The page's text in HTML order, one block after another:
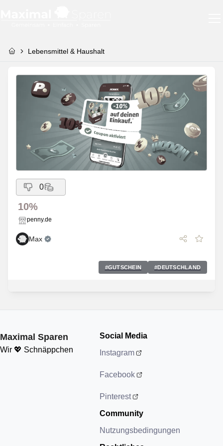
Lebensmittel & Haushalt
0
10%
penny.de
Max
#GUTSCHEIN #DEUTSCHLAND
Maximal Sparen
Wir 💖 Schnäppchen
Social Media
Instagram
Facebook
Pinterest
Community
Nutzungsbedingungen